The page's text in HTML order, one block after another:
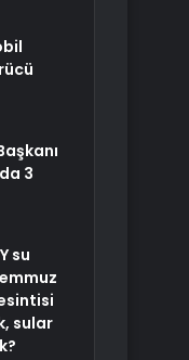
3
su
sular